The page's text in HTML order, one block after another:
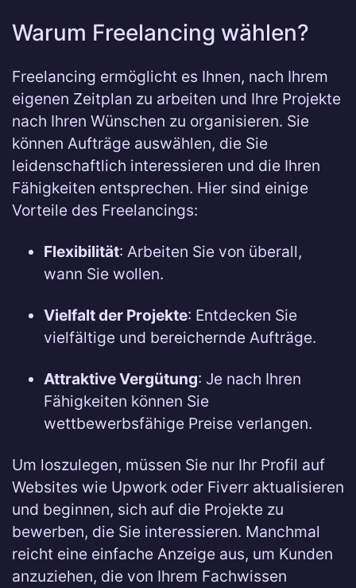
Warum Freelancing wählen?
Freelancing ermöglicht es Ihnen, nach Ihrem
eigenen Zeitplan zu arbeiten und Ihre Projekte
nach Ihren Wünschen zu organisieren. Sie
können Aufträge auswählen, die Sie
leidenschaftlich interessieren und die Ihren
Fähigkeiten entsprechen. Hier sind einige
Vorteile des Freelancings:
Flexibilität: Arbeiten Sie von überall,
wann Sie wollen.
Vielfalt der Projekte: Entdecken Sie
vielfältige und bereichernde Aufträge.
Attraktive Vergütung: Je nach Ihren
Fähigkeiten können Sie
wettbewerbsfähige Preise verlangen.
Um loszulegen, müssen Sie nur Ihr Profil auf
Websites wie Upwork oder Fiverr aktualisieren
und beginnen, sich auf die Projekte zu
bewerben, die Sie interessieren. Manchmal
reicht eine einfache Anzeige aus, um Kunden
anzuziehen, die von Ihrem Fachwissen